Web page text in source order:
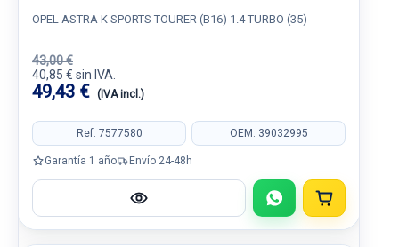
OPEL ASTRA K SPORTS TOURER (B16) 1.4 TURBO (35)
43,00 €
40,85 € sin IVA.
49,43 € (IVA incl.)
Ref: 7577580 OEM: 39032995
Garantía 1 año Envío 24-48h